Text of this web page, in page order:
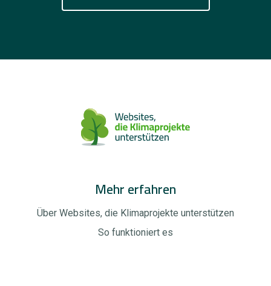
Mehr erfahren
Über Websites, die Klimaprojekte unterstützen
So funktioniert es